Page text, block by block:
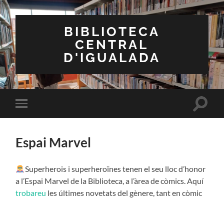
BIBLIOTECA
CENTRAL
D'IGUALADA
Toggle
mobile
Toggle
Espai Marvel
Superherois i superheroïnes tenen el seu lloc d’honor
a l’Espai Marvel de la Biblioteca, a l’àrea de còmics. Aquí
trobareu les últimes novetats del gènere, tant en còmic